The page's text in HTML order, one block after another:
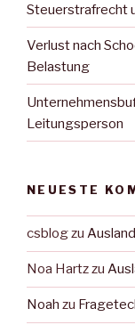
Steuerstrafrecht
Verlust nach
Belastung
Leitungsperson
NEUESTE
csblogzu
Noa Hartzzu
Noah zu